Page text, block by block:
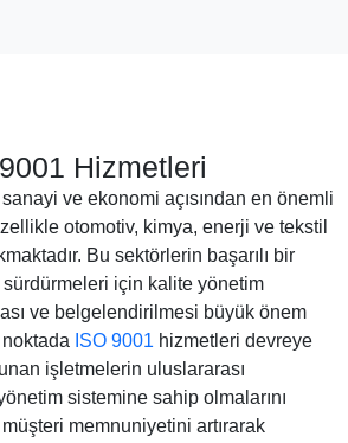
Hizmetleri
ve ekonomi açısından en önemli
otomotiv, kimya, enerji ve tekstil
Bu sektörlerin başarılı bir
için kalite yönetim
ve belgelendirilmesi büyük önem
noktada ISO 9001 hizmetleri devreye
işletmelerin uluslararası
sistemine sahip olmalarını
memnuniyetini artırarak